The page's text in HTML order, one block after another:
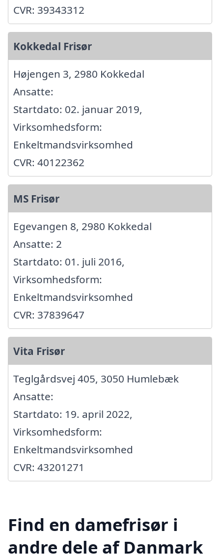
CVR: 39343312
Kokkedal Frisør
Højengen 3, 2980 Kokkedal
Ansatte:
Startdato: 02. januar 2019,
Virksomhedsform:
Enkeltmandsvirksomhed
CVR: 40122362
MS Frisør
Egevangen 8, 2980 Kokkedal
Ansatte: 2
Startdato: 01. juli 2016,
Virksomhedsform:
Enkeltmandsvirksomhed
CVR: 37839647
Vita Frisør
Teglgårdsvej 405, 3050 Humlebæk
Ansatte:
Startdato: 19. april 2022,
Virksomhedsform:
Enkeltmandsvirksomhed
CVR: 43201271
Find en damefrisør i
andre dele af Danmark